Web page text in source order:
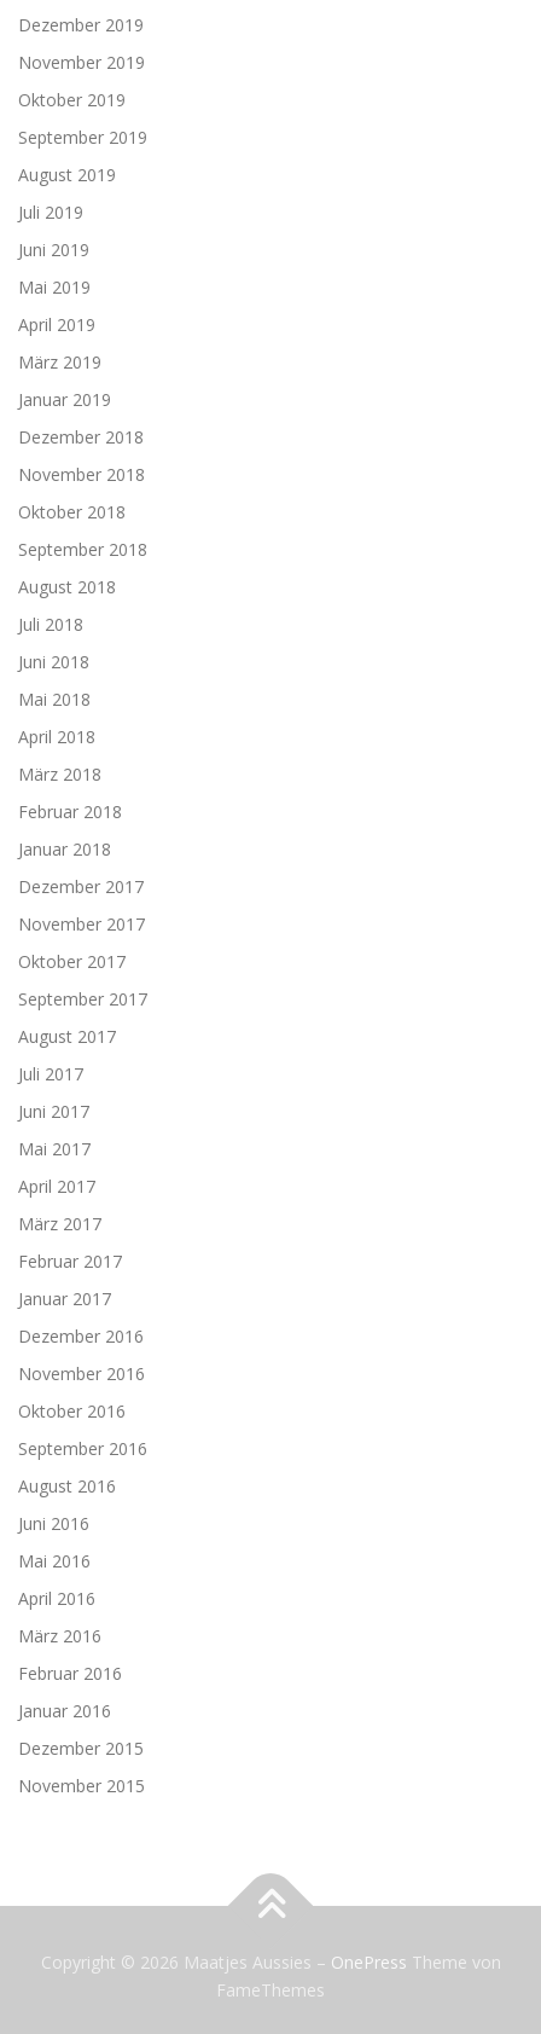
Dezember 2019
November 2019
Oktober 2019
September 2019
August 2019
Juli 2019
Juni 2019
Mai 2019
April 2019
März 2019
Januar 2019
Dezember 2018
November 2018
Oktober 2018
September 2018
August 2018
Juli 2018
Juni 2018
Mai 2018
April 2018
März 2018
Februar 2018
Januar 2018
Dezember 2017
November 2017
Oktober 2017
September 2017
August 2017
Juli 2017
Juni 2017
Mai 2017
April 2017
März 2017
Februar 2017
Januar 2017
Dezember 2016
November 2016
Oktober 2016
September 2016
August 2016
Juni 2016
Mai 2016
April 2016
März 2016
Februar 2016
Januar 2016
Dezember 2015
November 2015
Copyright © 2026 Maatjes Aussies – OnePress Theme von
FameThemes